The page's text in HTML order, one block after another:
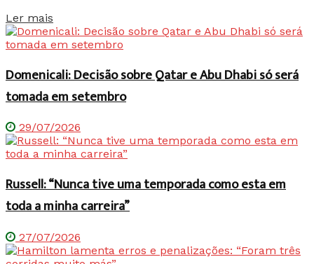
Ler mais
Domenicali: Decisão sobre Qatar e Abu Dhabi só será
tomada em setembro
29/07/2026
Russell: “Nunca tive uma temporada como esta em
toda a minha carreira”
27/07/2026